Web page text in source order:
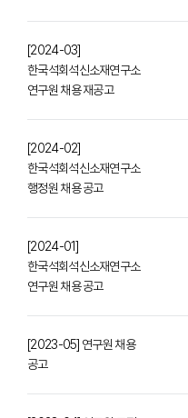
[2024-03]
한국석회석신소재연구소
연구원 채용 재공고
[2024-02]
한국석회석신소재연구소
행정원 채용 공고
[2024-01]
한국석회석신소재연구소
연구원 채용 공고
[2023-05] 연구원 채용
공고